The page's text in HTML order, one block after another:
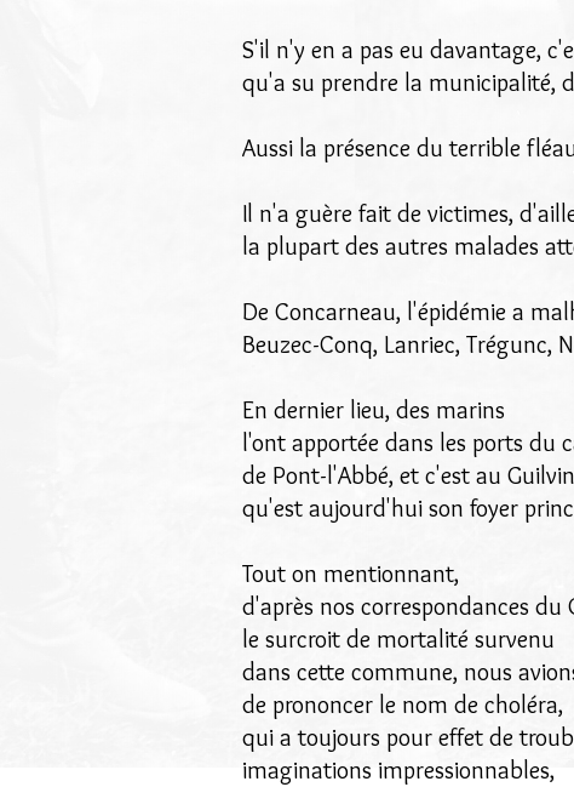
S'il n'y en a pas eu davantage,
qu'a su prendre la municipalité,
Aussi la présence du terrible
Il n'a guère fait de victimes,
la plupart des autres malades
De Concarneau, l'épidémie a
Beuzec-Conq, Lanriec, Trégunc,
En dernier lieu, des marins
l'ont apportée dans les ports du
de Pont-l'Abbé, et c'est au
qu'est aujourd'hui son foyer
Tout on mentionnant,
d'après nos correspondances du
le surcroit de mortalité survenu
dans cette commune, nous
de prononcer le nom de choléra,
qui a toujours pour effet de
imaginations impressionnables,